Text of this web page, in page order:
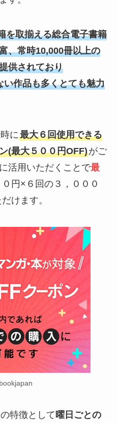
を取揃える総合電子書籍
、常時10,000冊以上の
供されており
作品も多くとても魅力
に最大６回使用できる
(最大５００円OFF)がご
活用いただくことで最
円×６回の３，０００
けます。
特徴として曜日ごとの